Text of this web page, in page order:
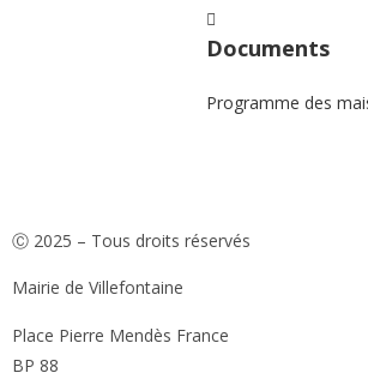
Documents
Programme des
Ⓒ 2025 – Tous droits réservés
Mairie de Villefontaine
Place Pierre Mendès France
BP 88